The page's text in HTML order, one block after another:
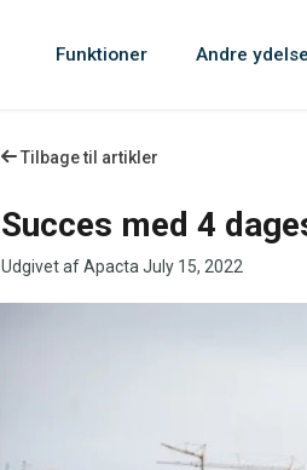
Funktioner Andre
Tilbage til artikler
Succes med 4
Udgivet af Apacta July 15, 2022